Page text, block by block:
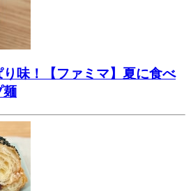
味！【ファミマ】夏に食べ
麺